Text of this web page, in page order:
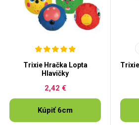
Trixie Hračka Lopta
Hlavičky
2,42 €
Kúpiť 6cm